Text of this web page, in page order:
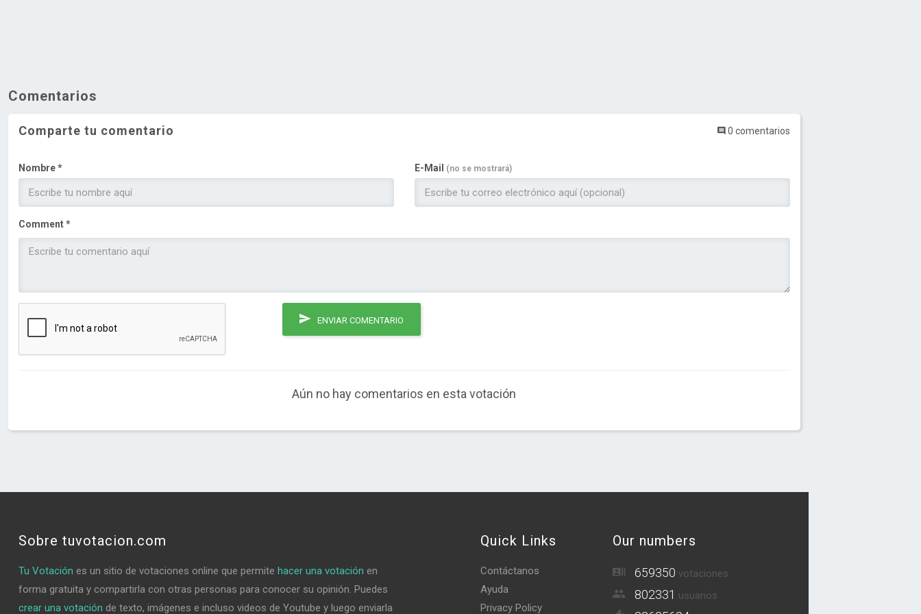
Comentarios
Comparte tu comentario 0 comentarios
Nombre * E-Mail (no se mostrará)
Comment *
ENVIAR COMENTARIO
Aún no hay comentarios en esta votación
Sobre tuvotacion.com
Tu Votación es un sitio de votaciones online que permite hacer una votación en
forma gratuita y compartirla con otras personas para conocer su opinión. Puedes
crear una votación de texto, imágenes e incluso videos de Youtube y luego enviarla
Quick Links
Contáctanos
Ayuda
Privacy Policy
Our numbers
659350 votaciones
802331 usuarios